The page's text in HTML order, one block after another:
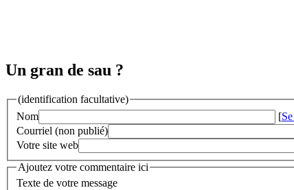
Un gran de sau ?
(identification facultative)
Nom
[
Courriel (non publié)
Votre site web
Ajoutez votre commentaire ici
Texte de votre message